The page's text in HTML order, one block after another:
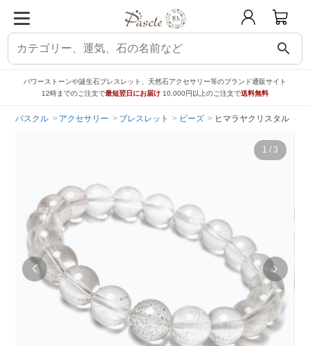
search
パワーストーンや誕生石ブレスレット、天然石アクセサリー等のブランド通販サイト
12時までのご注文で最短翌日にお届け 10,000円以上のご注文で送料無料
パスクル アクセサリー ブレスレット ビーズ ヒマラヤクリスタル（
1 / 3